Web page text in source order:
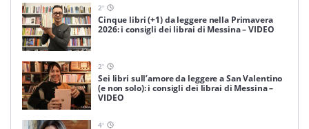
2'
Cinque libri (+1) da leggere nella Primavera
2026: i consigli dei librai di Messina – VIDEO
2'
Sei libri sull’amore da leggere a San Valentino
(e non solo): i consigli dei librai di Messina –
VIDEO
4'